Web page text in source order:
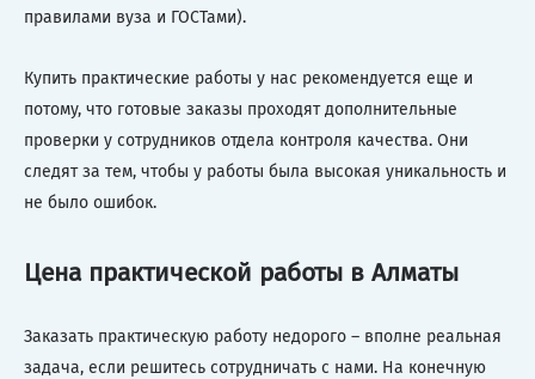
правилами вуза и ГОСТами).
Купить практические работы у нас рекомендуется еще и
потому, что готовые заказы проходят дополнительные
проверки у сотрудников отдела контроля качества. Они
следят за тем, чтобы у работы была высокая уникальность и
не было ошибок.
Цена практической работы в Алматы
Заказать практическую работу недорого – вполне реальная
задача, если решитесь сотрудничать с нами. На конечную